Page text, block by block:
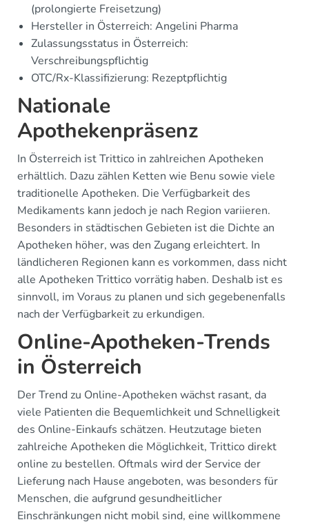
(prolongierte Freisetzung)
Hersteller in Österreich: Angelini Pharma
Zulassungsstatus in Österreich:
Verschreibungspflichtig
OTC/Rx-Klassifizierung: Rezeptpflichtig
Nationale
Apothekenpräsenz
In Österreich ist Trittico in zahlreichen Apotheken
erhältlich. Dazu zählen Ketten wie Benu sowie viele
traditionelle Apotheken. Die Verfügbarkeit des
Medikaments kann jedoch je nach Region variieren.
Besonders in städtischen Gebieten ist die Dichte an
Apotheken höher, was den Zugang erleichtert. In
ländlicheren Regionen kann es vorkommen, dass nicht
alle Apotheken Trittico vorrätig haben. Deshalb ist es
sinnvoll, im Voraus zu planen und sich gegebenenfalls
nach der Verfügbarkeit zu erkundigen.
Online-Apotheken-Trends
in Österreich
Der Trend zu Online-Apotheken wächst rasant, da
viele Patienten die Bequemlichkeit und Schnelligkeit
des Online-Einkaufs schätzen. Heutzutage bieten
zahlreiche Apotheken die Möglichkeit, Trittico direkt
online zu bestellen. Oftmals wird der Service der
Lieferung nach Hause angeboten, was besonders für
Menschen, die aufgrund gesundheitlicher
Einschränkungen nicht mobil sind, eine willkommene